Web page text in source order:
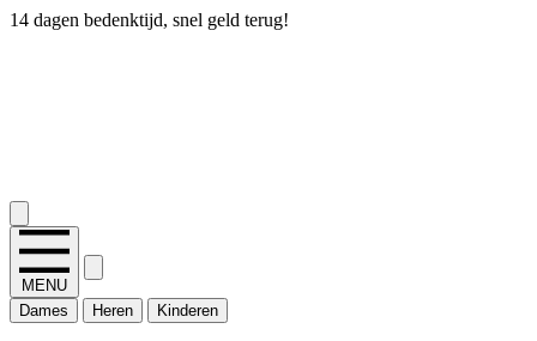
14 dagen bedenktijd, snel geld terug!
MENU
Dames
Heren Kinderen